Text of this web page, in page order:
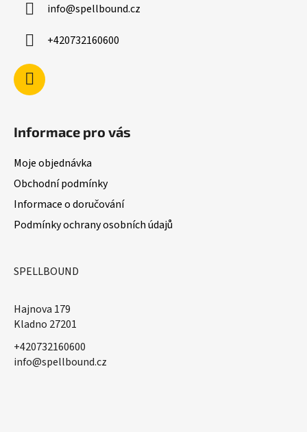
info@spellbound.cz
+420732160600
Informace pro vás
Moje objednávka
Obchodní podmínky
Informace o doručování
Podmínky ochrany osobních údajů
SPELLBOUND
Hajnova 179
Kladno 27201
+420732160600
​info@spellbound.cz